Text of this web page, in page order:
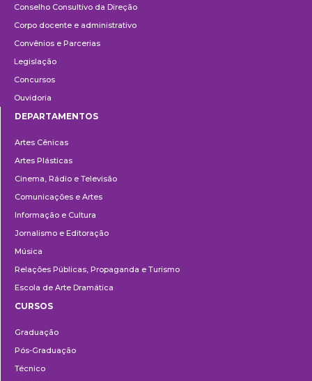
Conselho Consultivo da Direção
Corpo docente e administrativo
Convênios e Parcerias
Legislação
Concursos
Ouvidoria
DEPARTAMENTOS
Artes Cênicas
Artes Plásticas
Cinema, Rádio e Televisão
Comunicações e Artes
Informação e Cultura
Jornalismo e Editoração
Música
Relações Públicas, Propaganda e Turismo
Escola de Arte Dramática
CURSOS
Graduação
Pós-Graduação
Técnico